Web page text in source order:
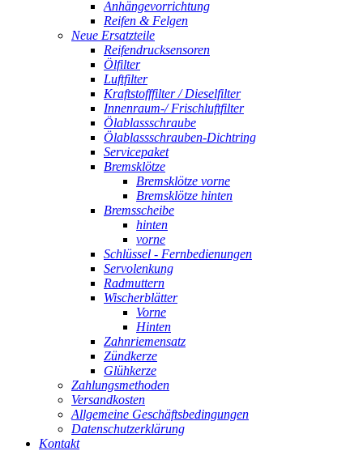
Anhängevorrichtung
Reifen & Felgen
Neue Ersatzteile
Reifendrucksensoren
Ölfilter
Luftfilter
Kraftstofffilter / Dieselfilter
Innenraum-/ Frischluftfilter
Ölablassschraube
Ölablassschrauben-Dichtring
Servicepaket
Bremsklötze
Bremsklötze vorne
Bremsklötze hinten
Bremsscheibe
hinten
vorne
Schlüssel - Fernbedienungen
Servolenkung
Radmuttern
Wischerblätter
Vorne
Hinten
Zahnriemensatz
Zündkerze
Glühkerze
Zahlungsmethoden
Versandkosten
Allgemeine Geschäftsbedingungen
Datenschutzerklärung
Kontakt